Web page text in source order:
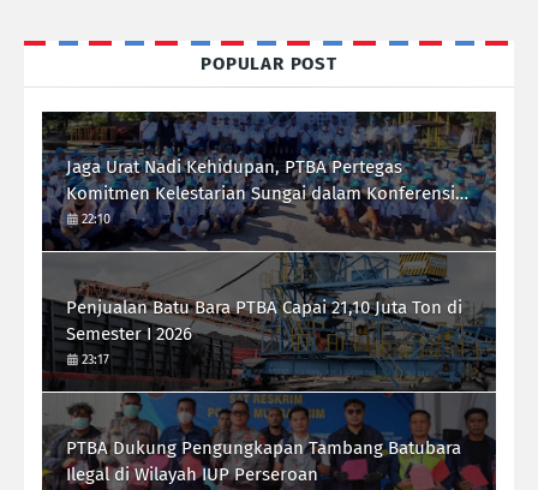
POPULAR POST
Jaga Urat Nadi Kehidupan, PTBA Pertegas
Komitmen Kelestarian Sungai dalam Konferensi
Sungai Indonesia 2026
22:10
Penjualan Batu Bara PTBA Capai 21,10 Juta Ton di
Semester I 2026
23:17
PTBA Dukung Pengungkapan Tambang Batubara
Ilegal di Wilayah IUP Perseroan